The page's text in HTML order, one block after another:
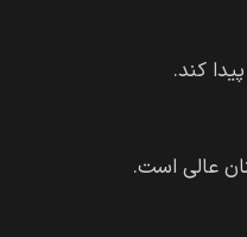
کند.
عالی است.